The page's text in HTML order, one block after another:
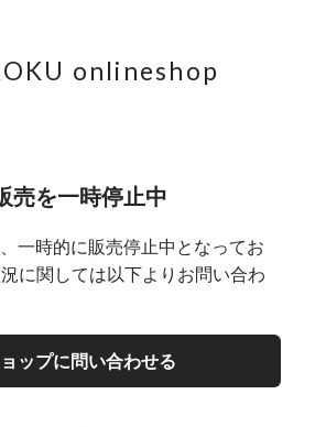
onlineshop
売を一時停止中
一時的に販売停止中となってお
に関しては以下よりお問い合わ
ップに問い合わせる